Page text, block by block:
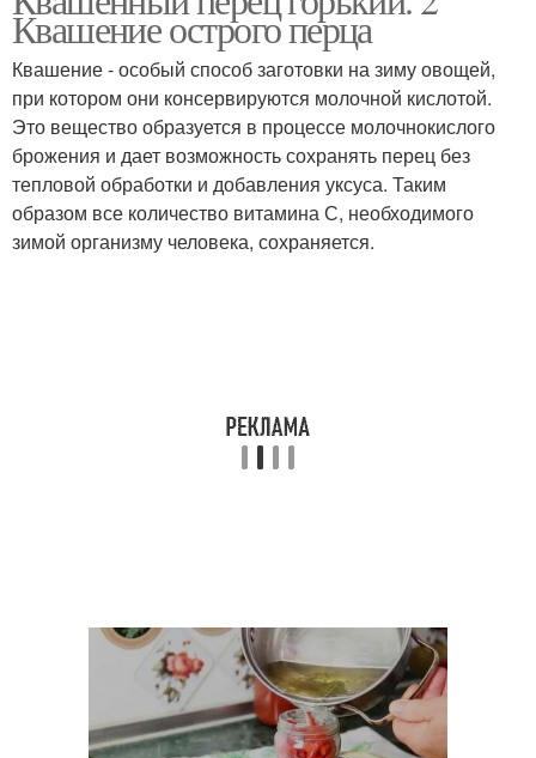
Квашение острого перца
Квашение - особый способ заготовки на зиму овощей,
при котором они консервируются молочной кислотой.
Это вещество образуется в процессе молочнокислого
брожения и дает возможность сохранять перец без
тепловой обработки и добавления уксуса. Таким
образом все количество витамина С, необходимого
зимой организму человека, сохраняется.